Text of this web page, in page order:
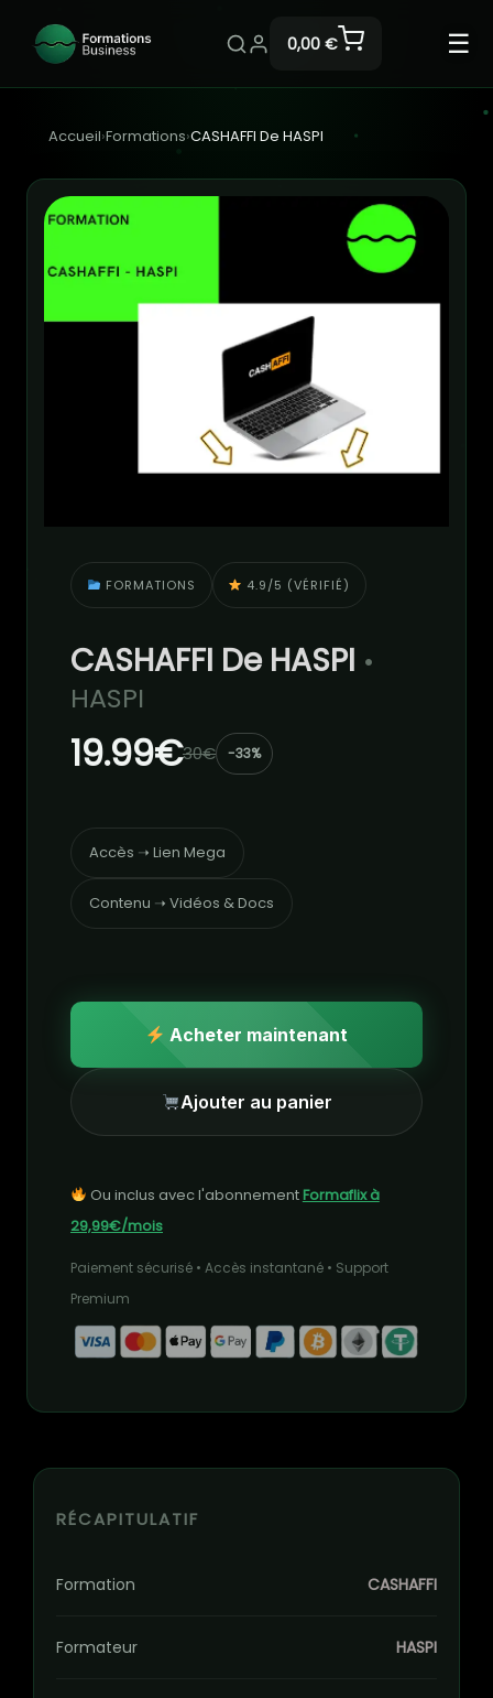
0,00 € ☰
Accueil›Formations›CASHAFFI De HASPI
FORMATIONS 4.9/5 (VÉRIFIÉ)
CASHAFFI De HASPI •
HASPI
19.99€30€ -33%
Accès ➝ Lien Mega
Contenu ➝ Vidéos & Docs
Acheter maintenant
Ajouter au panier
Ou inclus avec l'abonnementFormaflix à
29,99€/mois
Paiement sécurisé • Accès instantané • Support
Premium
RÉCAPITULATIF
Formation CASHAFFI
Formateur HASPI